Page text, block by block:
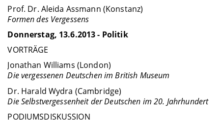
Prof. Dr. Aleida Assmann (Konstanz)
Formen des Vergessens
Donnerstag, 13.6.2013 - Politik
VORTRÄGE
Jonathan Williams (London)
Die vergessenen Deutschen im British Museum
Dr. Harald Wydra (Cambridge)
Die Selbstvergessenheit der Deutschen im 20. Jahrhundert
PODIUMSDISKUSSION